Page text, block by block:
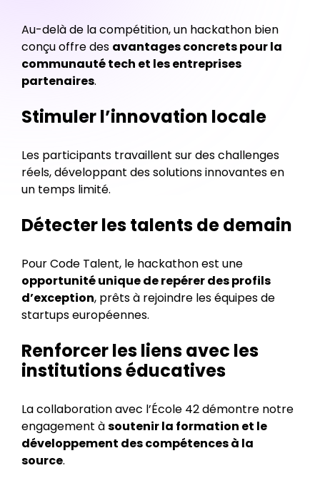
Au-delà de la compétition, un hackathon bien
conçu offre des avantages concrets pour la
communauté tech et les entreprises
partenaires.
Stimuler l’innovation locale
Les participants travaillent sur des challenges
réels, développant des solutions innovantes en
un temps limité.
Détecter les talents de demain
Pour Code Talent, le hackathon est une
opportunité unique de repérer des profils
d’exception, prêts à rejoindre les équipes de
startups européennes.
Renforcer les liens avec les
institutions éducatives
La collaboration avec l’École 42 démontre notre
engagement àsoutenir la formation et le
développement des compétences à la
source.